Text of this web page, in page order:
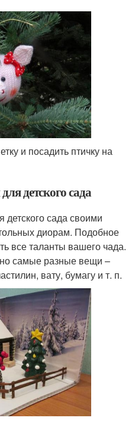
и посадить птичку на
детского сада
детского сада своими
диорам. Подобное
все таланты вашего чада.
самые разные вещи –
вату, бумагу и т. п.